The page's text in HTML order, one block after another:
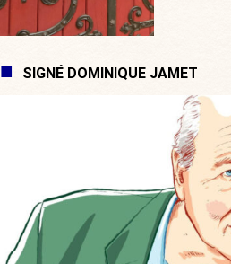
SIGNÉ DOMINIQUE JAMET